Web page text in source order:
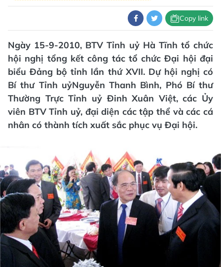
Copy link
Ngày 15-9-2010, BTV Tỉnh uỷ Hà Tĩnh tổ chức
hội nghị tổng kết công tác tổ chức Đại hội đại
biểu Đảng bộ tỉnh lần thứ XVII. Dự hội nghị có
Bí thư Tỉnh uỷNguyễn Thanh Bình, Phó Bí thư
Thường Trực Tỉnh uỷ Đinh Xuân Việt, các Ủy
viên BTV Tỉnh uỷ, đại diện các tập thể và các cá
nhân có thành tích xuất sắc phục vụ Đại hội.